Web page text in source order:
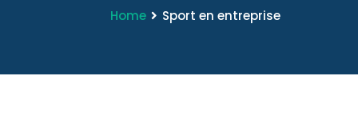
Home Sport en entreprise